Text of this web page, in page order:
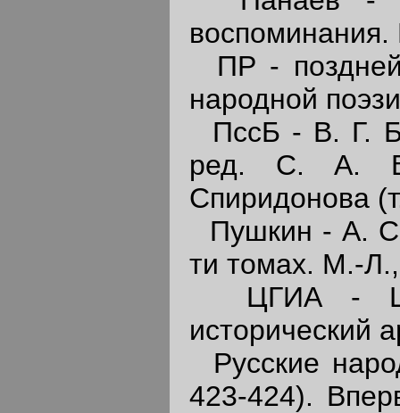
воспоминания.
ПР -
народной
ПссБ - В. Г.
ред. С. А.
Спиридонова
Пушкин - А.
ти томах. М.-
ЦГИА -
исторический
Русские
423-424).